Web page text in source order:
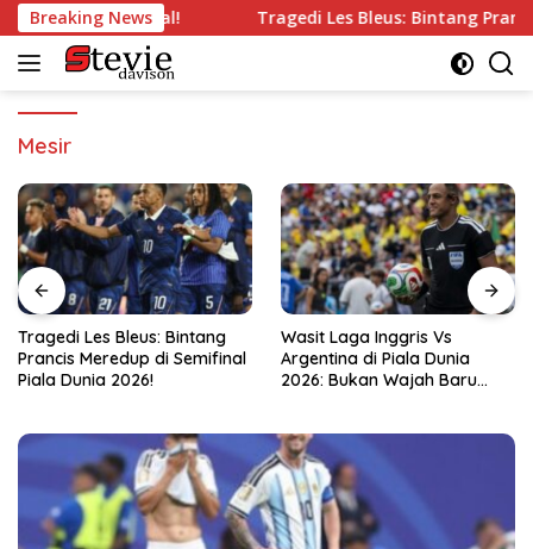
Langsung
ke
konten
Breaking News
di Semifinal! Tragedi Les Bleus: Bintang Prancis
Mesir
Bleus: Bintang
di Semifinal
2026!
Wasit Laga Inggris Vs
Argentina di Piala Dunia
2026: Bukan Wajah Baru
Dari